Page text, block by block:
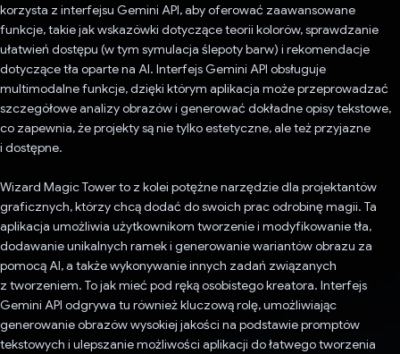
korzysta z interfejsu Gemini API, aby oferować zaawansowane
funkcje, takie jak wskazówki dotyczące teorii kolorów, sprawdzanie
ułatwień dostępu (w tym symulacja ślepoty barw) i rekomendacje
dotyczące tła oparte na AI. Interfejs Gemini API obsługuje
multimodalne funkcje, dzięki którym aplikacja może przeprowadzać
szczegółowe analizy obrazów i generować dokładne opisy tekstowe,
co zapewnia, że projekty są nie tylko estetyczne, ale też przyjazne
i dostępne.
Wizard Magic Tower to z kolei potężne narzędzie dla projektantów
graficznych, którzy chcą dodać do swoich prac odrobinę magii. Ta
aplikacja umożliwia użytkownikom tworzenie i modyfikowanie tła,
dodawanie unikalnych ramek i generowanie wariantów obrazu za
pomocą AI, a także wykonywanie innych zadań związanych
z tworzeniem. To jak mieć pod ręką osobistego kreatora. Interfejs
Gemini API odgrywa tu również kluczową rolę, umożliwiając
generowanie obrazów wysokiej jakości na podstawie promptów
tekstowych i ulepszanie możliwości aplikacji do łatwego tworzenia